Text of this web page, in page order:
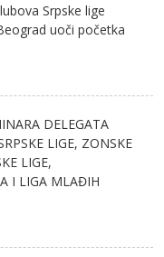
Srpske lige
uoči početka
DELEGATA
LIGE, ZONSKE
LIGE,
I LIGA MLAĐIH